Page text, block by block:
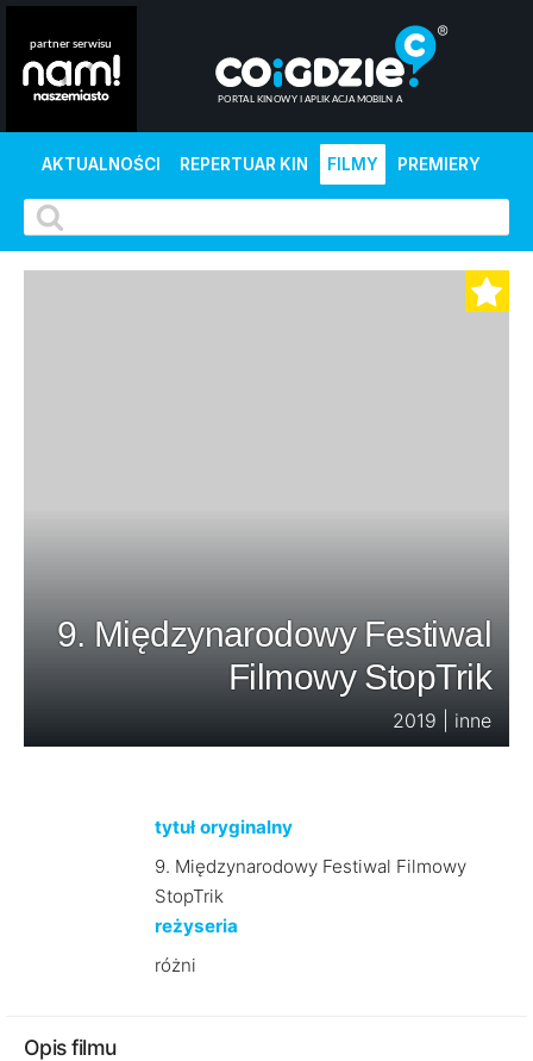
AKTUALNOŚCI REPERTUAR KIN FILMY PREMIERY
9. Międzynarodowy Festiwal
Filmowy StopTrik
2019 | inne
tytuł oryginalny
9. Międzynarodowy Festiwal Filmowy
StopTrik
reżyseria
różni
Opis filmu